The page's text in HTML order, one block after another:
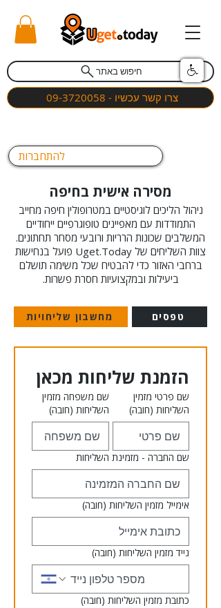
חיפוש באתר
צרו קשר עכשיו - 09-3720058
להתחברות
מסירה אישית בחיפה
ניהול הליכים לוגיסטיים במטרופולין חיפה מחייב
התמודדות עם מאפיינים טופוגרפיים ייחודיים
המשלבים שכונות הרריות ורובעי מסחר תחתונים.
צוות השליחים של Uget.Today פועל בנחישות
ברחבי האזור כדי להבטיח שכל משימה תושלם
ביעילות ובמקצועיות חסרת פשרות.
טפסים מחשבון שליחויות
הזמנת שליחות מכאן
שם פרטי מזמין
השליחות (חובה)
שם משפחה מזמין
השליחות (חובה)
שם החברה - מזמינת השליחות
אימייל מזמין השליחות (חובה)
נייד מזמין השליחות (חובה)
כתובת מזמין השליחות (חובה)